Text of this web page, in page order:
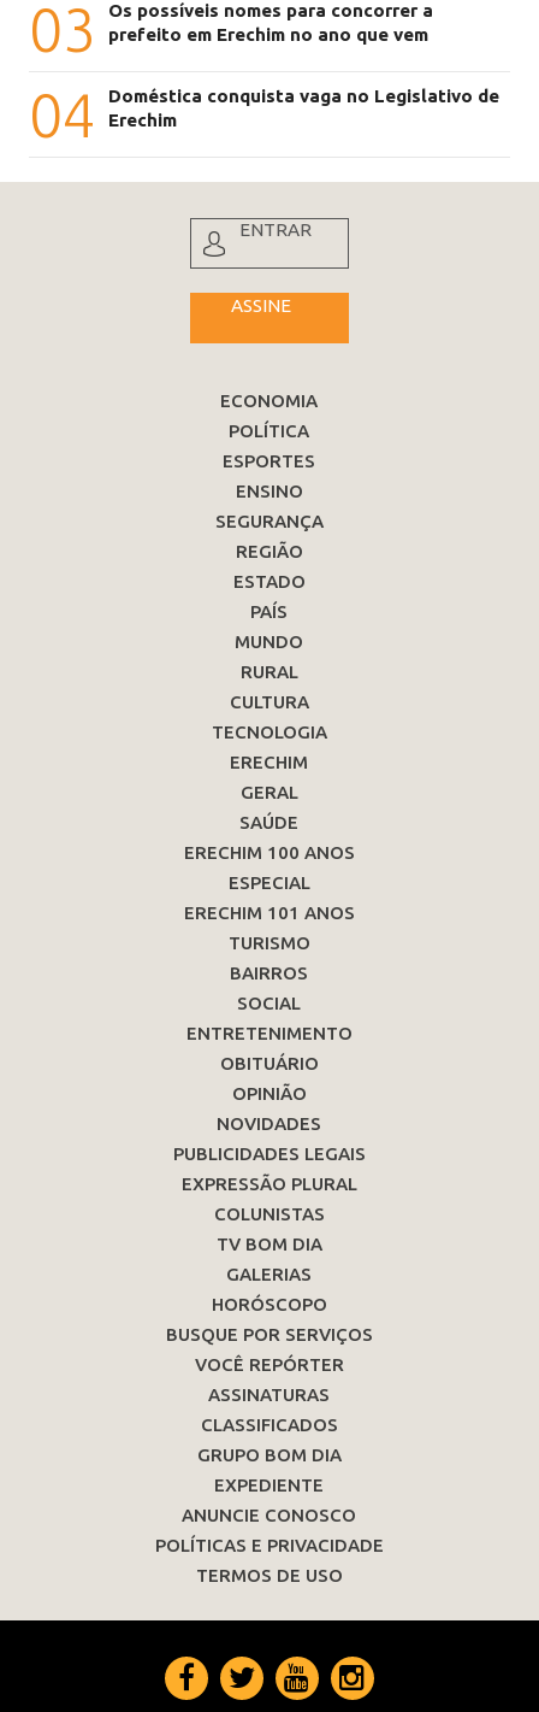
03
Os possíveis nomes para concorrer a
prefeito em Erechim no ano que vem
04
Doméstica conquista vaga no Legislativo de
Erechim
ENTRAR
ASSINE
ECONOMIA
POLÍTICA
ESPORTES
ENSINO
SEGURANÇA
REGIÃO
ESTADO
PAÍS
MUNDO
RURAL
CULTURA
TECNOLOGIA
ERECHIM
GERAL
SAÚDE
ERECHIM 100 ANOS
ESPECIAL
ERECHIM 101 ANOS
TURISMO
BAIRROS
SOCIAL
ENTRETENIMENTO
OBITUÁRIO
OPINIÃO
NOVIDADES
PUBLICIDADES LEGAIS
EXPRESSÃO PLURAL
COLUNISTAS
TV BOM DIA
GALERIAS
HORÓSCOPO
BUSQUE POR SERVIÇOS
VOCÊ REPÓRTER
ASSINATURAS
CLASSIFICADOS
GRUPO BOM DIA
EXPEDIENTE
ANUNCIE CONOSCO
POLÍTICAS E PRIVACIDADE
TERMOS DE USO